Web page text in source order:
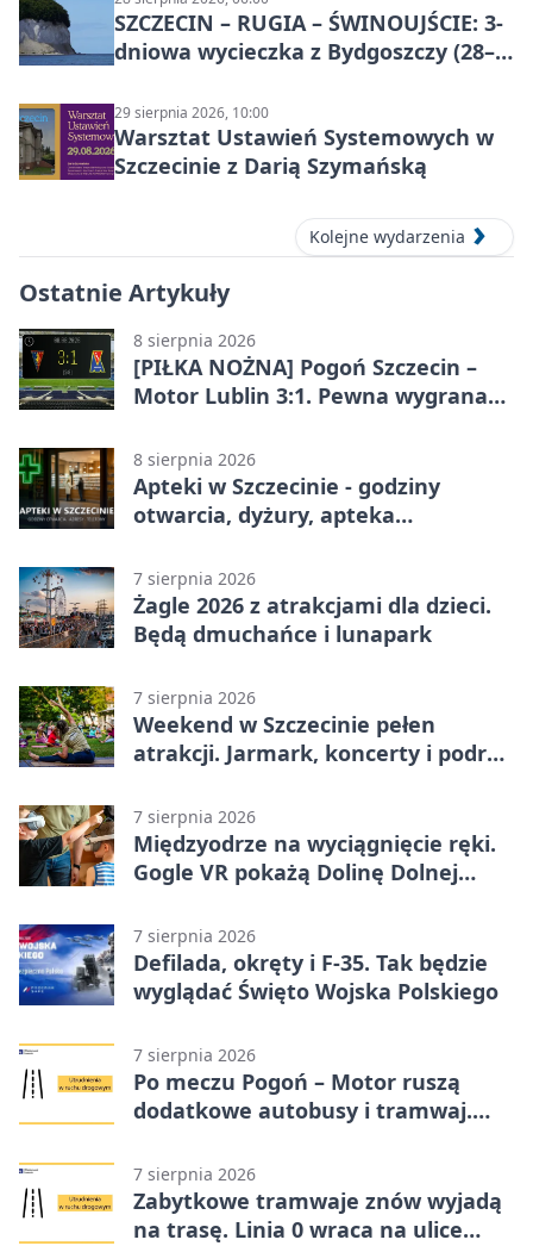
SZCZECIN – RUGIA – ŚWINOUJŚCIE: 3-
dniowa wycieczka z Bydgoszczy (28–
29 sierpnia 2026, 10:00
Warsztat Ustawień Systemowych w
Szczecinie z Darią Szymańską
Kolejne wydarzenia
Ostatnie Artykuły
8 sierpnia 2026
[PIŁKA NOŻNA] Pogoń Szczecin –
Motor Lublin 3:1. Pewna wygrana
8 sierpnia 2026
Apteki w Szczecinie - godziny
otwarcia, dyżury, apteka
7 sierpnia 2026
Żagle 2026 z atrakcjami dla dzieci.
Będą dmuchańce i lunapark
7 sierpnia 2026
Weekend w Szczecinie pełen
atrakcji. Jarmark, koncerty i podróż
7 sierpnia 2026
Międzyodrze na wyciągnięcie ręki.
Gogle VR pokażą Dolinę Dolnej
7 sierpnia 2026
Defilada, okręty i F-35. Tak będzie
wyglądać Święto Wojska Polskiego
7 sierpnia 2026
Po meczu Pogoń – Motor ruszą
dodatkowe autobusy i tramwaj.
7 sierpnia 2026
Zabytkowe tramwaje znów wyjadą
na trasę. Linia 0 wraca na ulice